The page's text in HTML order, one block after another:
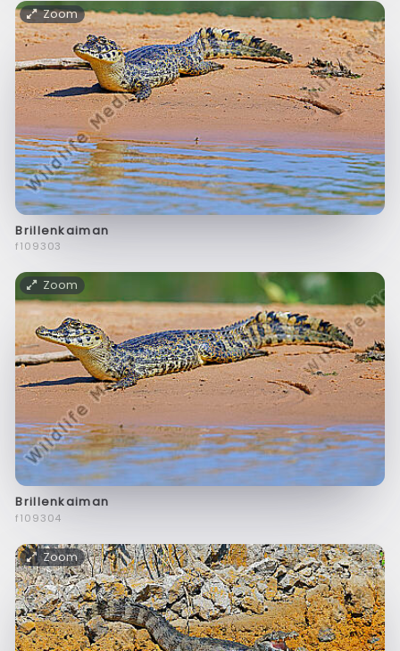
Zoom
Brillenkaiman
f109303
Zoom
Brillenkaiman
f109304
Zoom